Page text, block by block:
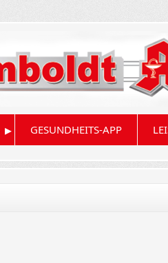
▸ GESUNDHEITS-APP